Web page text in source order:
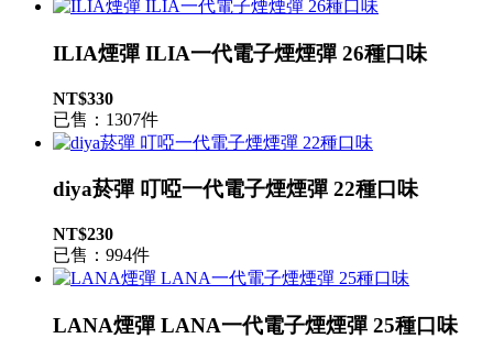
ILIA煙彈 ILIA一代電子煙煙彈 26種口味
NT$330
已售：1307件
diya菸彈 叮啞一代電子煙煙彈 22種口味
NT$230
已售：994件
LANA煙彈 LANA一代電子煙煙彈 25種口味